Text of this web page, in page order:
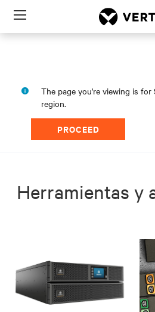
Menu
The page you're viewing is for
region.
PROCEED
Herramientas y